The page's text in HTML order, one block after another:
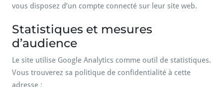
vous disposez d’un compte connecté sur leur site web.
Statistiques et mesures
d’audience
Le site utilise Google Analytics comme outil de statistiques.
Vous trouverez sa politique de confidentialité à cette
adresse :